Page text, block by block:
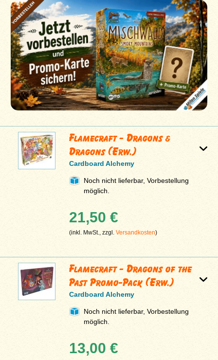
Flamecraft - Dragons &
Dragons (Erw.)
Cardboard Alchemy
Noch nicht lieferbar, Vorbestellung
möglich.
21,50 €
(inkl. MwSt., zzgl.Versandkosten)
Flamecraft - Dragons of the
Past Promo-Pack (Erw.)
Cardboard Alchemy
Noch nicht lieferbar, Vorbestellung
möglich.
13,00 €